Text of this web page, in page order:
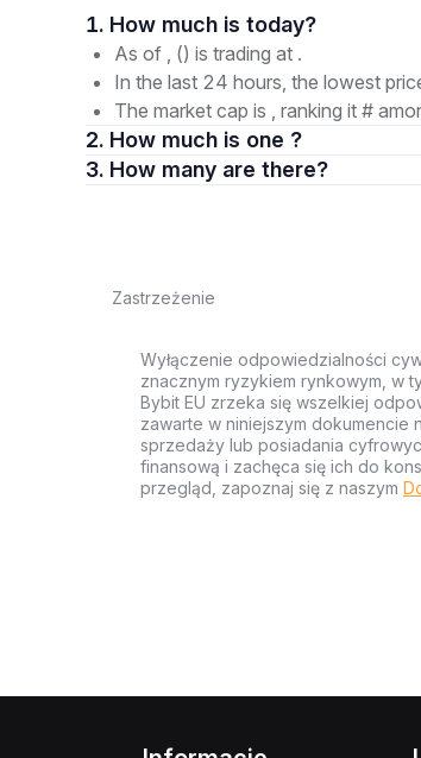
1. How much is today?
As of , () is trading at .
In the last 24 hours, the lowest
The market cap is , ranking it #
2. How much is one ?
3. How many are there?
Zastrzeżenie
Wyłączenie odpowiedzialności
znacznym ryzykiem rynkowym, w
Bybit EU zrzeka się wszelkiej
zawarte w niniejszym dokumencie
sprzedaży lub posiadania
finansową i zachęca się ich do
przegląd, zapoznaj się z naszym